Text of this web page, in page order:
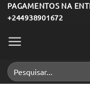
Skip
to
content
PAGAMENTOS NA
+244938901672
Pesquisar
por: